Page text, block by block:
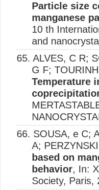
Particle size
manganese
10 th
and
65. ALVES, C R;
G F;
Temperature
66. SOUSA, e C;
A;
based on
behavior, In:
Society, Paris,